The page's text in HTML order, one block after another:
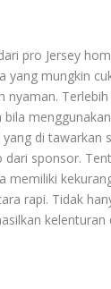
pro Jersey
mungkin
di tawarkan
sponsor.
rapi. Tidak